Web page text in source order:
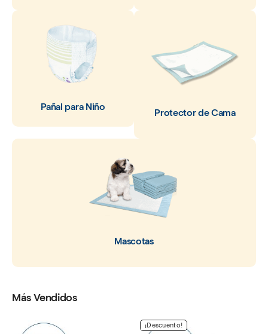
Pañal para Niño
Protector de Cama
Mascotas
Más Vendidos
¡Descuento!